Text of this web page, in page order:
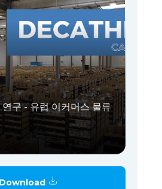
구 - 유럽 이커머스 물류
Download